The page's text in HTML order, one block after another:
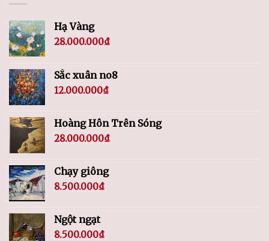
Hạ Vàng
28.000.000₫
Sắc xuân no8
12.000.000₫
Hoàng Hôn Trên Sóng
28.000.000₫
Chạy giông
8.500.000₫
Ngột ngạt
8.500.000₫